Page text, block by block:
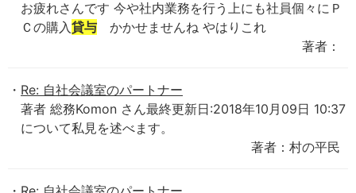
お疲れさんです 今や社内業務を行う上にも社員個々にＰ
Ｃの購入貸与 かかせませんね やはりこれ
著者：
Re: 自社会議室のパートナー
著者 総務Komon さん最終更新日:2018年10月09日 10:37
について私見を述べます。
著者：村の平民